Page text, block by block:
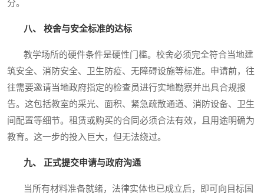
分。
八、 校舍与安全标准的达标
教学场所的硬件条件是硬性门槛。校舍必须完全符合当地建
筑安全、消防安全、卫生防疫、无障碍设施等标准。申请前，往
往需要邀请当地政府指定的检查员进行实地勘察并出具合规报
告。这包括教室的采光、面积、紧急疏散通道、消防设备、卫生
间配置等细节。租赁或购买的合同必须合法有效，且用途明确为
教育。这一步的投入巨大，但无法绕过。
九、 正式提交申请与政府沟通
当所有材料准备就绪，法律实体也已成立后，即可向目标国